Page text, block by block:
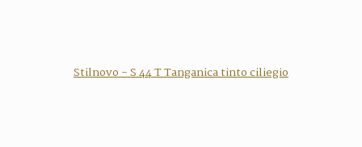
Stilnovo - S 44 T Tanganica tinto ciliegio